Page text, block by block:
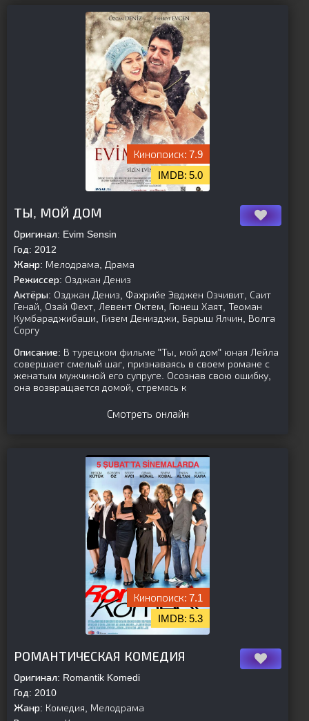
7.9
5.0
ТЫ, МОЙ ДОМ
Оригинал: Evim Sensin
Год: 2012
Жанр: Мелодрама, Драма
Режиссер: Озджан Дениз
Актёры: Озджан Дениз, Фахрийе Эвджен Озчивит, Саит
Генай, Озай Фехт, Левент Октем, Гюнеш Хаят, Теоман
Кумбараджибаши, Гизем Денизджи, Барыш Ялчин, Волга
Соргу
Описание: В турецком фильме "Ты, мой дом" юная Лейла
совершает смелый шаг, признаваясь в своем романе с
женатым мужчиной его супруге. Осознав свою ошибку,
она возвращается домой, стремясь к
Смотреть онлайн
7.1
5.3
РОМАНТИЧЕСКАЯ КОМЕДИЯ
Оригинал: Romantik Komedi
Год: 2010
Жанр: Комедия, Мелодрама